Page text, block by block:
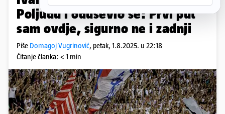
Poljudu i oduševio se: Prvi put
sam ovdje, sigurno ne i zadnji
Piše Domagoj Vugrinović, petak, 1.8.2025. u 22:18
Čitanje članka: < 1 min